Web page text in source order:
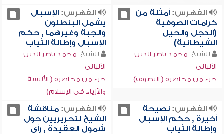
الفهرس:أمثلة من
كرامات الصوفية
(الدجل والحيل
الشيطانية)
للشيخ: محمد ناصر الدين
الألباني
جزء من محاضرة ( التصوف)
الفهرس:الإسبال
يشمل البنطلون
والجبة وغيرهما , حكم
الإسبال وإطالة الثياب
للشيخ: محمد ناصر الدين
الألباني
جزء من محاضرة ( الألبسة
والأزياء في الإسلام)
الفهرس:نصيحة
أخيرة , حكم الإسبال
وإطالة الثياب
الفهرس:مناقشة
الشيخ لتحريريين حول
شمول العقيدة , رأي